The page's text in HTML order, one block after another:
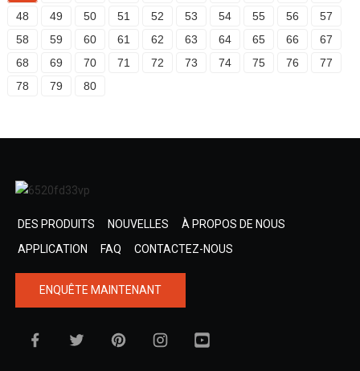
48
49 50 51 52 53 54 55 56
57
58
59 60 61 62 63 64 65 66
67
68
69 70 71 72 73 74 75 76
77
78
79 80
DES PRODUITS NOUVELLES
À PROPOS DE NOUS
APPLICATION
FAQ CONTACTEZ-NOUS
ENQUÊTE MAINTENANT